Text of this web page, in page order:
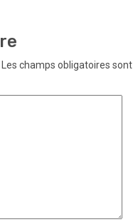
Les champs obligatoires sont